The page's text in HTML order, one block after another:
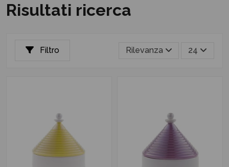
Risultati ricerca
Filtro Rilevanza 24